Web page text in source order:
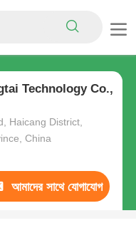
Technology Co.,
Haicang District,
China
আমাদের সাথে যোগাযোগ